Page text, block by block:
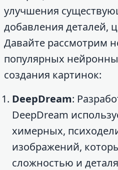
улучшения
добавления деталей,
Давайте рассмотрим
популярных
создания картинок:
DeepDream:
DeepDream
химерных,
изображений,
сложностью и